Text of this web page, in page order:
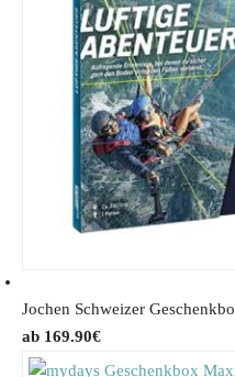
Jochen Schweizer
169.90€